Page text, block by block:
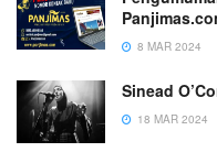
8 MAR 2024
Sinead
18 MAR 2024